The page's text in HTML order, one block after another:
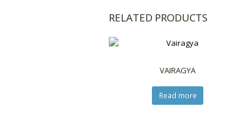
RELATED PRODUCTS
VAIRAGYA
Read more